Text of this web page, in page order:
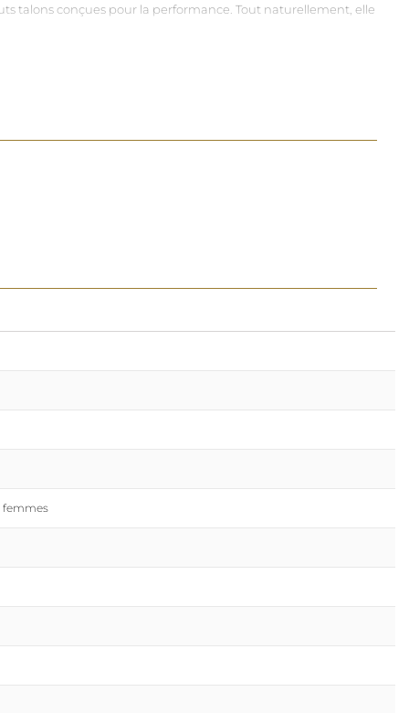
talons conçues pour la performance. Tout naturellement, elle
femmes